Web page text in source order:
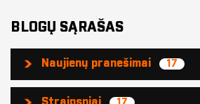
BLOGŲ SĄRAŠAS
Naujienų pranešimai 17